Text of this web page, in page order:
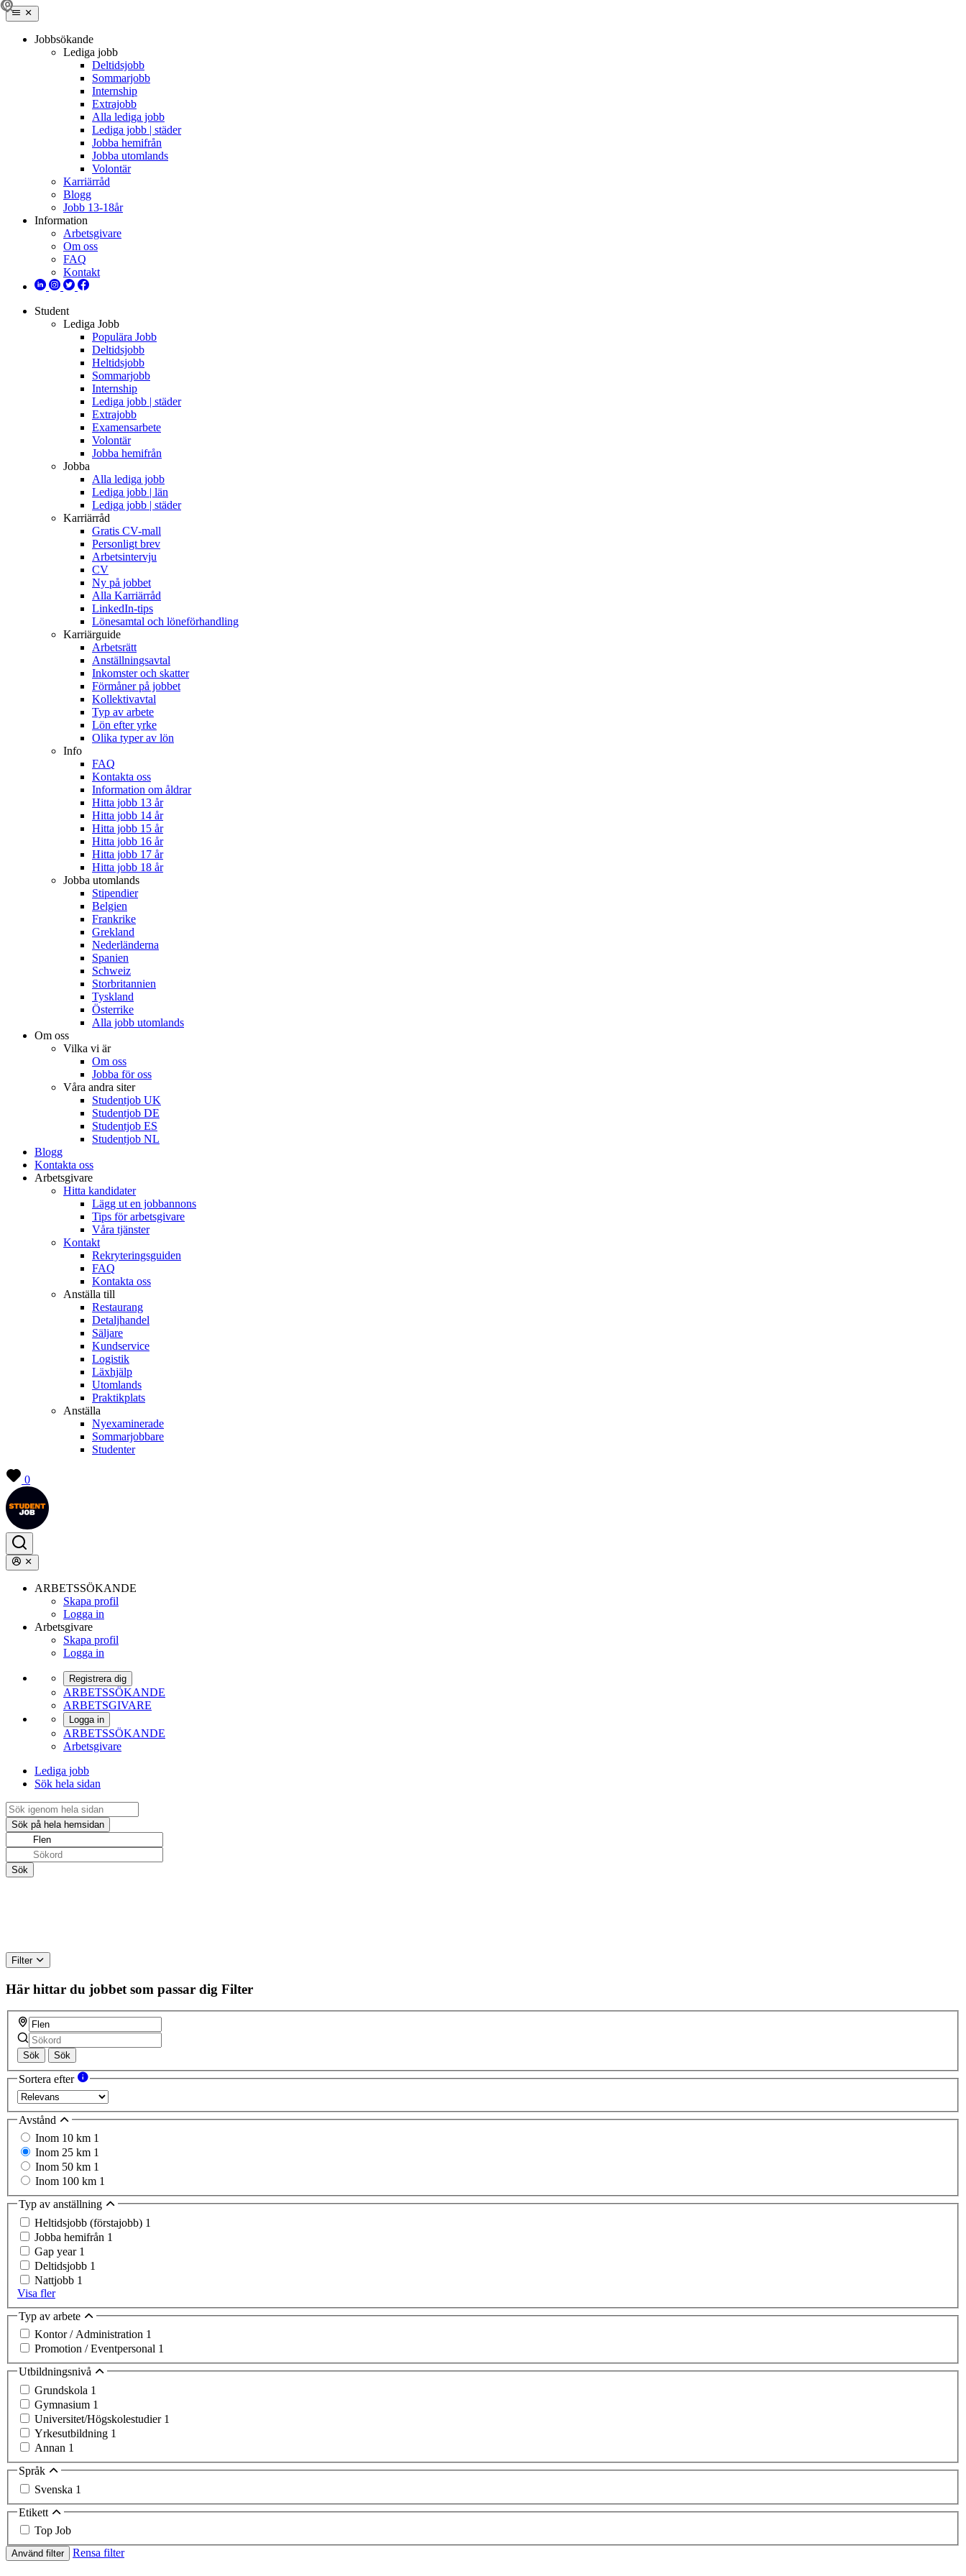
Jobbsökande
Lediga jobb
Deltidsjobb
Sommarjobb
Internship
Extrajobb
Alla lediga jobb
Lediga jobb | städer
Jobba hemifrån
Jobba utomlands
Volontär
Karriärråd
Blogg
Jobb 13-18år
Information
Arbetsgivare
Om oss
FAQ
Kontakt
Student
Lediga Jobb
Populära Jobb
Deltidsjobb
Heltidsjobb
Sommarjobb
Internship
Lediga jobb | städer
Extrajobb
Examensarbete
Volontär
Jobba hemifrån
Jobba
Alla lediga jobb
Lediga jobb | län
Lediga jobb | städer
Karriärråd
Gratis CV-mall
Personligt brev
Arbetsintervju
CV
Ny på jobbet
Alla Karriärråd
LinkedIn-tips
Lönesamtal och löneförhandling
Karriärguide
Arbetsrätt
Anställningsavtal
Inkomster och skatter
Förmåner på jobbet
Kollektivavtal
Typ av arbete
Lön efter yrke
Olika typer av lön
Info
FAQ
Kontakta oss
Information om åldrar
Hitta jobb 13 år
Hitta jobb 14 år
Hitta jobb 15 år
Hitta jobb 16 år
Hitta jobb 17 år
Hitta jobb 18 år
Jobba utomlands
Stipendier
Belgien
Frankrike
Grekland
Nederländerna
Spanien
Schweiz
Storbritannien
Tyskland
Österrike
Alla jobb utomlands
Om oss
Vilka vi är
Om oss
Jobba för oss
Våra andra siter
Studentjob UK
Studentjob DE
Studentjob ES
Studentjob NL
Blogg
Kontakta oss
Arbetsgivare
Hitta kandidater
Lägg ut en jobbannons
Tips för arbetsgivare
Våra tjänster
Kontakt
Rekryteringsguiden
FAQ
Kontakta oss
Anställa till
Restaurang
Detaljhandel
Säljare
Kundservice
Logistik
Läxhjälp
Utomlands
Praktikplats
Anställa
Nyexaminerade
Sommarjobbare
Studenter
0
ARBETSSÖKANDE
Skapa profil
Logga in
Arbetsgivare
Skapa profil
Logga in
Registrera dig
ARBETSSÖKANDE
ARBETSGIVARE
Logga in
ARBETSSÖKANDE
Arbetsgivare
Lediga jobb
Sök hela sidan
Filter
Här hittar du jobbet som passar dig Filter
Sök Sök
Sortera efter
Avstånd
Inom 10 km 1
Inom 25 km 1
Inom 50 km 1
Inom 100 km 1
Typ av anställning
Heltidsjobb (förstajobb) 1
Jobba hemifrån 1
Gap year 1
Deltidsjobb 1
Nattjobb 1
Visa fler
Typ av arbete
Kontor / Administration 1
Promotion / Eventpersonal 1
Utbildningsnivå
Grundskola 1
Gymnasium 1
Universitet/Högskolestudier 1
Yrkesutbildning 1
Annan 1
Språk
Svenska 1
Etikett
Top Job
Använd filter Rensa filter